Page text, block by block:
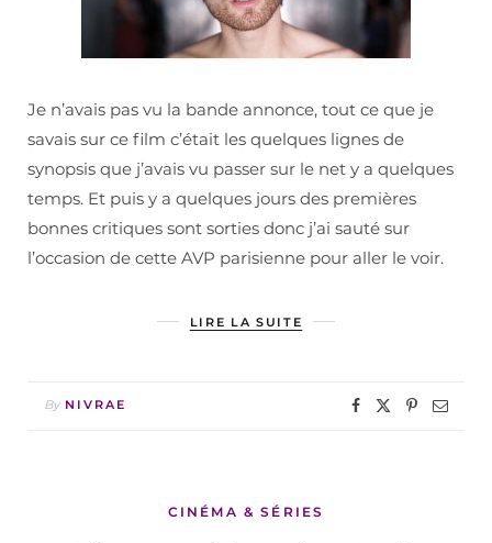
Je n’avais pas vu la bande annonce, tout ce que je
savais sur ce film c’était les quelques lignes de
synopsis que j’avais vu passer sur le net y a quelques
temps. Et puis y a quelques jours des premières
bonnes critiques sont sorties donc j’ai sauté sur
l’occasion de cette AVP parisienne pour aller le voir.
LIRE LA SUITE
By NIVRAE
CINÉMA & SÉRIES